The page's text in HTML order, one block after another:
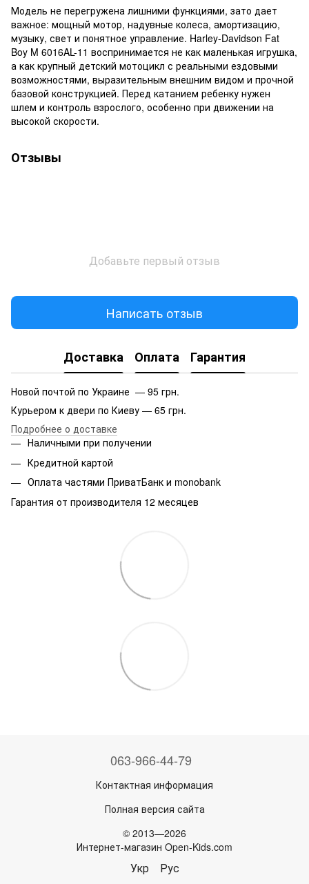
Модель не перегружена лишними функциями, зато дает
важное: мощный мотор, надувные колеса, амортизацию,
музыку, свет и понятное управление. Harley-Davidson Fat
Boy M 6016AL-11 воспринимается не как маленькая игрушка,
а как крупный детский мотоцикл с реальными ездовыми
возможностями, выразительным внешним видом и прочной
базовой конструкцией. Перед катанием ребенку нужен
шлем и контроль взрослого, особенно при движении на
высокой скорости.
Отзывы
Добавьте первый отзыв
Написать отзыв
Доставка Оплата Гарантия
Новой почтой по Украине — 95 грн.
Курьером к двери по Киеву — 65 грн.
Подробнее о доставке
Наличными при получении
Кредитной картой
Оплата частями ПриватБанк и monobank
Гарантия от производителя 12 месяцев
063-966-44-79
Контактная информация
Полная версия сайта
© 2013—2026
Интернет-магазин Open-Kids.com
Укр Рус